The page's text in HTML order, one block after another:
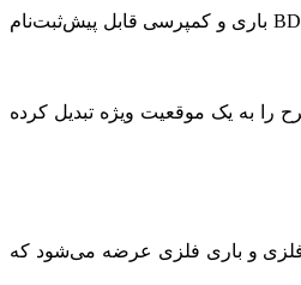
در این طرح که تا ساعت ۱۶ روز سه‌شنبه ۲۴ مهرماه ادامه خواهد داشت، کامیون فورس ۶ تن خواب‌دار و بدون خواب، فورس ۸.۵ تن، فورس ۱۲ تن، کامیون امپاور BD390 باری و کمپرسی قابل پیش‌ثبت‌نام
نیز ۷۶۰ میلیون تومان تعیین شده است که این طرح را به یک موقعیت ویژه تبدیل کرده
فلزی و باری فلزی عرضه می‌شود که